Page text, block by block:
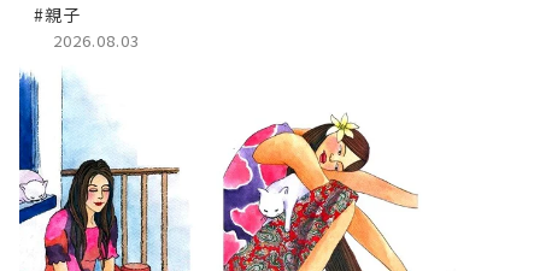
#親子
2026.08.03